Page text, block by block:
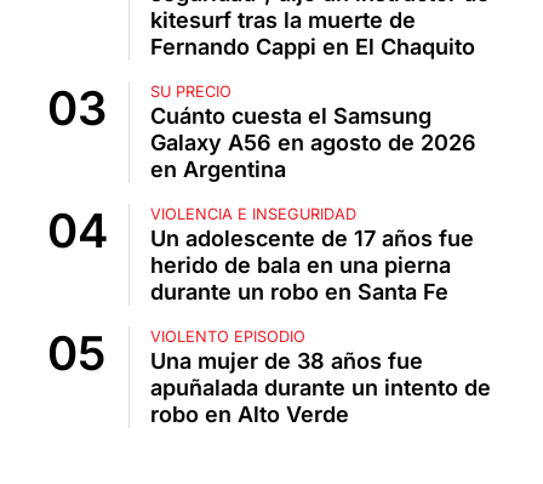
kitesurf tras la muerte de
Fernando Cappi en El Chaquito
SU PRECIO
Cuánto cuesta el Samsung
Galaxy A56 en agosto de 2026
en Argentina
VIOLENCIA E INSEGURIDAD
Un adolescente de 17 años fue
herido de bala en una pierna
durante un robo en Santa Fe
VIOLENTO EPISODIO
Una mujer de 38 años fue
apuñalada durante un intento de
robo en Alto Verde